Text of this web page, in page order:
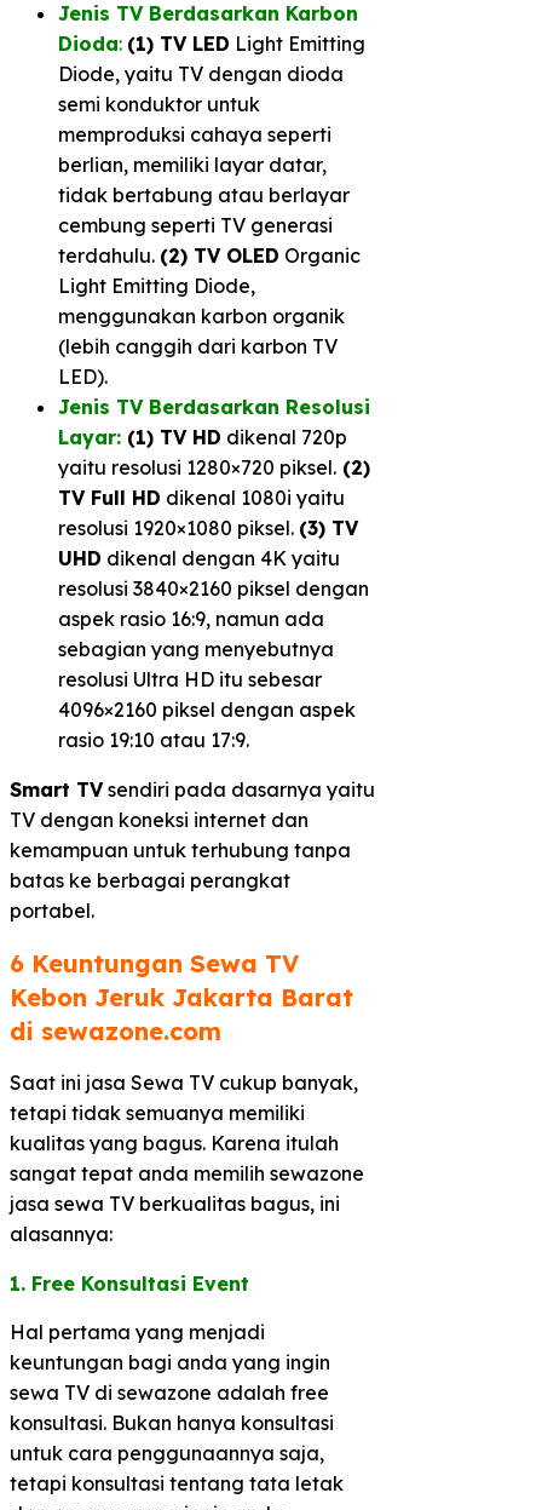
Jenis TV Berdasarkan Karbon
Dioda: (1) TV LED Light Emitting
Diode, yaitu TV dengan dioda
semi konduktor untuk
memproduksi cahaya seperti
berlian, memiliki layar datar,
tidak bertabung atau berlayar
cembung seperti TV generasi
terdahulu. (2) TV OLED Organic
Light Emitting Diode,
menggunakan karbon organik
(lebih canggih dari karbon TV
LED).
Jenis TV Berdasarkan Resolusi
Layar: (1) TV HD dikenal 720p
yaitu resolusi 1280×720 piksel. (2)
TV Full HD dikenal 1080i yaitu
resolusi 1920×1080 piksel. (3) TV
UHD dikenal dengan 4K yaitu
resolusi 3840×2160 piksel dengan
aspek rasio 16:9, namun ada
sebagian yang menyebutnya
resolusi Ultra HD itu sebesar
4096×2160 piksel dengan aspek
rasio 19:10 atau 17:9.
Smart TVsendiri pada dasarnya yaitu
TV dengan koneksi internet dan
kemampuan untuk terhubung tanpa
batas ke berbagai perangkat
portabel.
6 Keuntungan Sewa TV
Kebon Jeruk Jakarta Barat
di sewazone.com​
Saat ini jasa Sewa TV cukup banyak,
tetapi tidak semuanya memiliki
kualitas yang bagus. Karena itulah
sangat tepat anda memilih sewazone
jasa sewa TV berkualitas bagus, ini
alasannya:
1. Free Konsultasi Event
Hal pertama yang menjadi
keuntungan bagi anda yang ingin
sewa TV di sewazone adalah free
konsultasi. Bukan hanya konsultasi
untuk cara penggunaannya saja,
tetapi konsultasi tentang tata letak